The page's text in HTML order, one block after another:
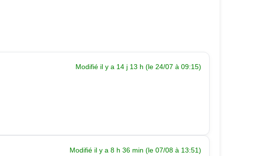
Modifié il y a 14 j 13 h (le 24/07 à 09:15)
Modifié il y a 8 h 36 min (le 07/08 à 13:51)